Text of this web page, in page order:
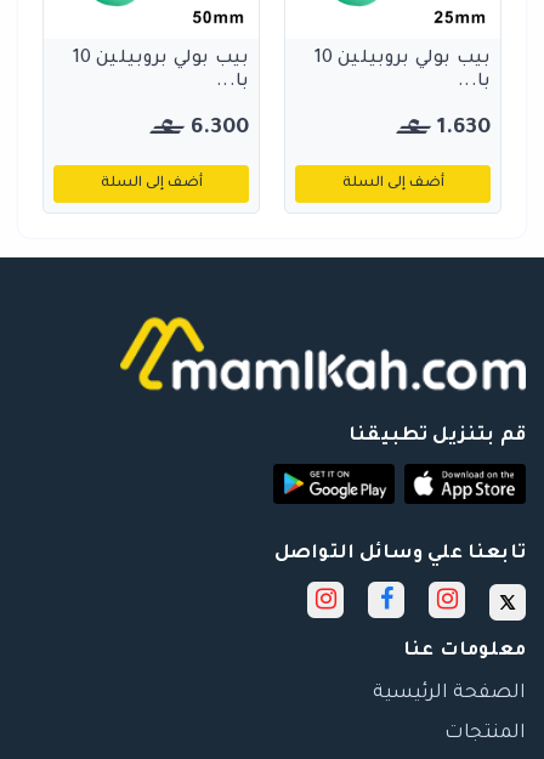
بيب بولي بروبيلين 10
با...
1.630
أضف إلى السلة
بيب بولي بروبيلين 10
با...
6.300
أضف إلى السلة
قم بتنزيل تطبيقنا
تابعنا علي وسائل التواصل
معلومات عنا
الصفحة الرئيسية
المنتجات